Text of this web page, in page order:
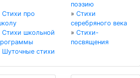
поэзию
Стихи про
» Стихи
серебряного века
Стихи школьной
» Стихи-
посвящения
Шуточные стихи